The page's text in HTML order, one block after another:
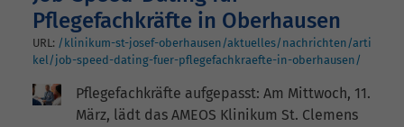
Pflegefachkräfte in Oberhausen
URL: /klinikum-st-josef-oberhausen/aktuelles/nachrichten/arti
kel/job-speed-dating-fuer-pflegefachkraefte-in-oberhausen/
Pflegefachkräfte aufgepasst: Am Mittwoch, 11.
März, lädt das AMEOS Klinikum St. Clemens